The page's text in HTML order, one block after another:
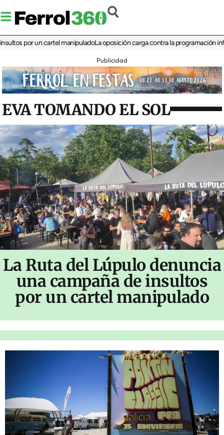
por un cartel manipuladoLa oposición carga contra la programación infantil
Publicidad
EVA TOMANDO EL SOL
La Ruta del Lúpulo denuncia
una campaña de insultos
por un cartel manipulado